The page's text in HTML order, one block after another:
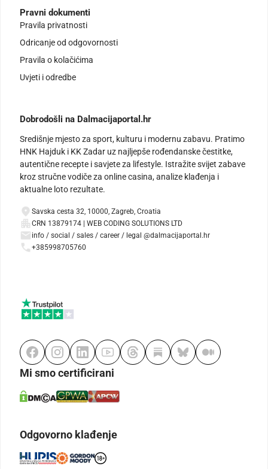
Pravni dokumenti
Pravila privatnosti
Odricanje od odgovornosti
Pravila o kolačićima
Uvjeti i odredbe
Dobrodošli na Dalmacijaportal.hr
Središnje mjesto za sport, kulturu i modernu zabavu. Pratimo
HNK Hajduk i KK Zadar uz najljepše rođendanske čestitke,
autentične recepte i savjete za lifestyle. Istražite svijet zabave
kroz stručne vodiče za online casina, analize klađenja i
aktualne loto rezultate.
Savska cesta 32, 10000, Zagreb, Croatia
CRN 13879174 | WEB CODING SOLUTIONS LTD
info / social / sales / career / legal @dalmacijaportal.hr
+385998705760
Mi smo certificirani
Odgovorno klađenje